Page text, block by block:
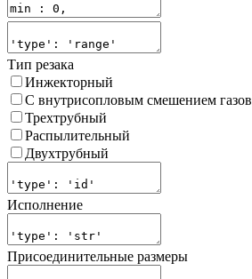
Тип резака
Инжекторный
С внутрисопловым смешением газов
Трехтрубный
Распылительный
Двухтрубный
Исполнение
Присоединительные размеры